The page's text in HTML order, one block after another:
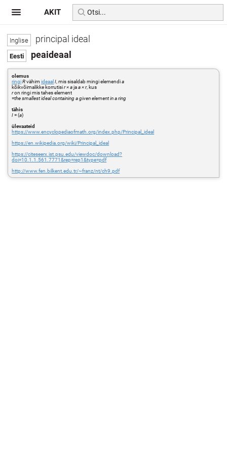
principal ideal
peaideaal
olemus
ringiRvähimideaal I , mis sisaldab mingi elemendia
kõikvõimalikke korrutisir × ajaa × r, kus
ron ringi mis tahes element
=the smallest ideal containing a given element in a ring
tähis
I= (a)
ülevaateid
https://www.encyclopediaofmath.org/index.php/Principal_ideal
https://en.wikipedia.org/wiki/Principal_ideal
https://citeseerx.ist.psu.edu/viewdoc/download?
doi=10.1.1.561.7771&rep=rep1&type=pdf
http://www.fen.bilkent.edu.tr/~franz/nt/ch9.pdf
AKIT